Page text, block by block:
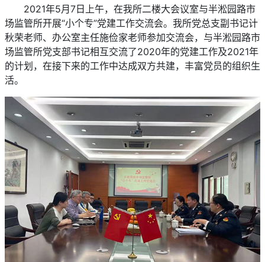
2021年5月 7 日上午，在我所二楼大会议室与半淞园路市
场监管所开展“小个专”党建工作交流会。我所党总支副书记计
秋荣老师、办公室主任施俭家老师参加交流会，与半淞园路市
场监管所党支部书记相互交流了2020年的党建工作及2021年
的计划，在接下来的工作中达成双方共建，丰富党员的组织生
活。